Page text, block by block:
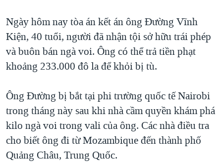
TRỊNH VĨNH BÌNH VS. CHÍNH PHỦ VIỆT NAM
NGƯ DÂN VIỆT VÀ LÀN SÓNG TRỘM HẢI SÂM
BÊN KIA QUỐC LỘ: TIẾNG VỌNG TỪ NÔNG THÔN MỸ
Ngày hôm nay tòa án kết án ông Đường Vĩnh
Kiện, 40 tuổi, người đã nhận tội sở hữu trái phép
và buôn bán ngà voi. Ông có thể trả tiền phạt
khoảng 233.000 đô la để khỏi bị tù.
Ông Đường bị bắt tại phi trường quốc tế Nairobi
trong tháng này sau khi nhà cầm quyền khám phá
kilo ngà voi trong vali của ông. Các nhà điều tra
cho biết ông đi từ Mozambique đến thành phố
Quảng Châu, Trung Quốc.